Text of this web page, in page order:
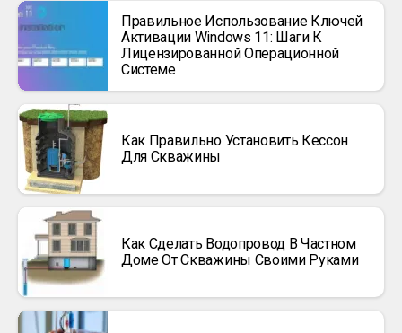
Правильное Использование Ключей
Активации Windows 11: Шаги К
Лицензированной Операционной
Системе
Как Правильно Установить Кессон
Для Скважины
Как Сделать Водопровод В Частном
Доме От Скважины Своими Руками